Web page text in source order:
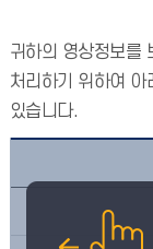
귀하의 영상정보를
처리하기 위하여
있습니다.